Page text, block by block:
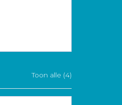
Toon alle (4)